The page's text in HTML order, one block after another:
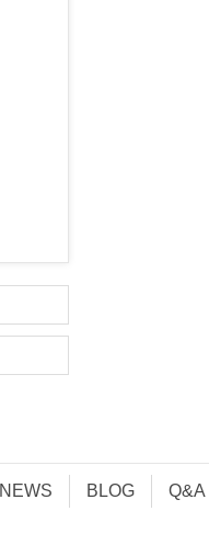
NEWS BLOG Q&A